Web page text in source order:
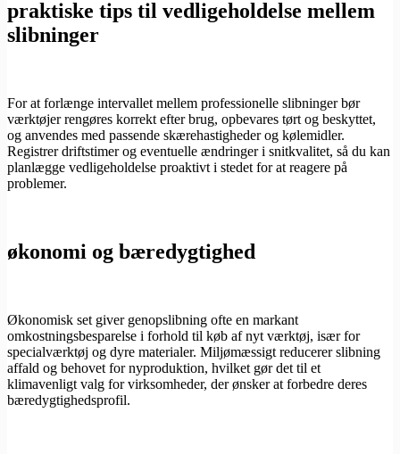
praktiske tips til vedligeholdelse mellem
slibninger
For at forlænge intervallet mellem professionelle slibninger bør
værktøjer rengøres korrekt efter brug, opbevares tørt og beskyttet,
og anvendes med passende skærehastigheder og kølemidler.
Registrer driftstimer og eventuelle ændringer i snitkvalitet, så du kan
planlægge vedligeholdelse proaktivt i stedet for at reagere på
problemer.
økonomi og bæredygtighed
Økonomisk set giver genopslibning ofte en markant
omkostningsbesparelse i forhold til køb af nyt værktøj, især for
specialværktøj og dyre materialer. Miljømæssigt reducerer slibning
affald og behovet for nyproduktion, hvilket gør det til et
klimavenligt valg for virksomheder, der ønsker at forbedre deres
bæredygtighedsprofil.